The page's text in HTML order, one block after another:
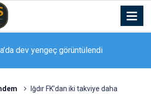
dev yengeç görüntülendi
Iğdır FK’dan iki takviye daha